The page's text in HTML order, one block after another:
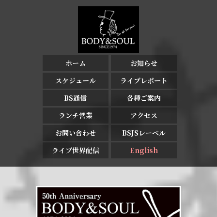
ホーム
お知らせ
スケジュール
ライブレポート
BS通信
各種ご案内
ランチ営業
アクセス
お問い合わせ
BSJSレーベル
ライブ世界配信
English